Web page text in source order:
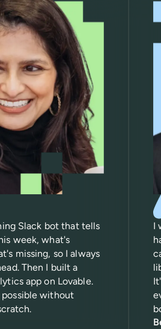
Slack bot that tells
week, what's
missing, so I always
Then I built a
app on Lovable.
possible without
I